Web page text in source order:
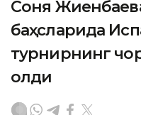
Соня
баҳсларида
турнирнинг
олди